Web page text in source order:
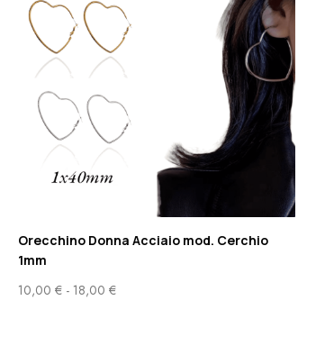
Orecchino Donna Acciaio mod. Cerchio
1mm
10,00 € - 18,00 €